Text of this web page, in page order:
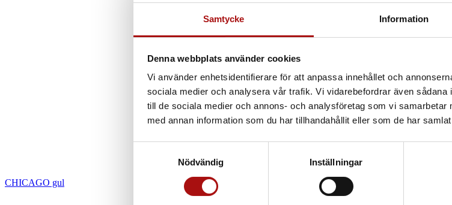
Samtycke Information
Denna webbplats använder cookies
Vi använder enhetsidentifierare för att anpassa innehållet och
sociala medier och analysera vår trafik. Vi vidarebefordrar även
till de sociala medier och annons- och analysföretag som vi
med annan information som du har tillhandahållit eller som de har
Nödvändig
Inställningar
CHICAGO gul